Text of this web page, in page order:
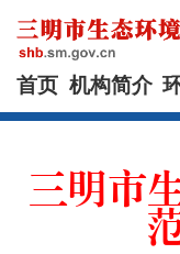
首页 机构简介
三明市